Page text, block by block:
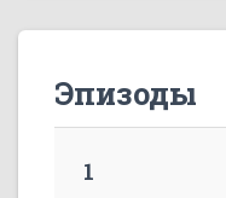
Эпизоды
1